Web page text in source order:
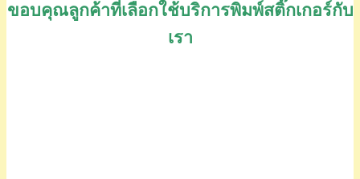
ขอบคุณลูกค้าที่เลือกใช้บริการพิมพ์สติ๊กเกอร์กับ
เรา